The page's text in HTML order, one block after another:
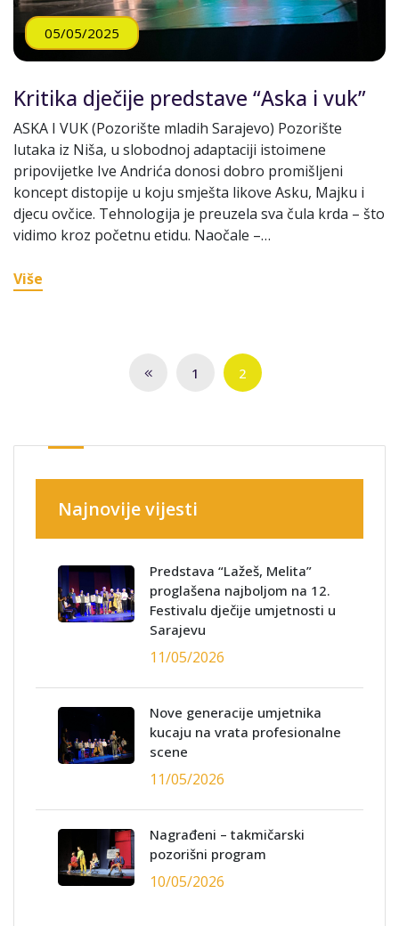
05/05/2025
Kritika dječije predstave “Aska i vuk”
ASKA I VUK (Pozorište mladih Sarajevo) Pozorište
lutaka iz Niša, u slobodnoj adaptaciji istoimene
pripovijetke Ive Andrića donosi dobro promišljeni
koncept distopije u koju smješta likove Asku, Majku i
djecu ovčice. Tehnologija je preuzela sva čula krda – što
vidimo kroz početnu etidu. Naočale –…
Više
1 2
Najnovije vijesti
Predstava “Lažeš, Melita”
proglašena najboljom na 12.
Festivalu dječije umjetnosti u
Sarajevu
11/05/2026
Nove generacije umjetnika
kucaju na vrata profesionalne
scene
11/05/2026
Nagrađeni – takmičarski
pozorišni program
10/05/2026